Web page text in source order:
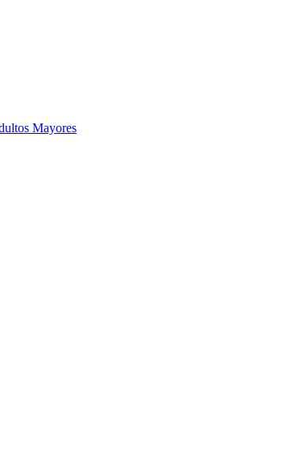
Mayores